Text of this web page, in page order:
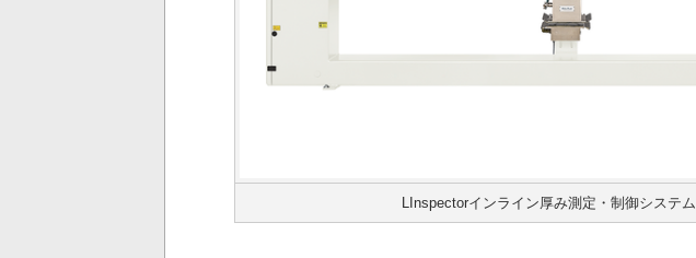
LInspectorインライン厚み測定・制御システム